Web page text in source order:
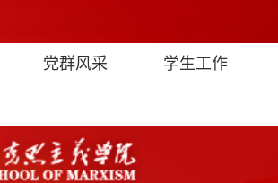
党群风采 学生工作